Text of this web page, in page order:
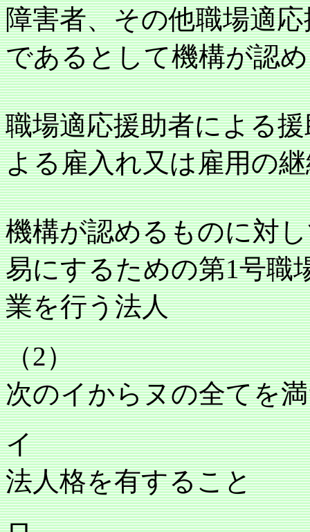
障害者、その他職場適
であるとして機構が認
職場適応援助者による
よる雇入れ又は雇用の
機構が認めるものに対
易にするための第1号職
業を行う法人
（2）
次のイからヌの全てを
イ
法人格を有すること